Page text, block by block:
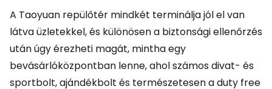
A Taoyuan repülőtér mindkét terminálja jól el van
látva üzletekkel, és különösen a biztonsági ellenőrzés
után úgy érezheti magát, mintha egy
bevásárlóközpontban lenne, ahol számos divat- és
sportbolt, ajándékbolt és természetesen aduty free